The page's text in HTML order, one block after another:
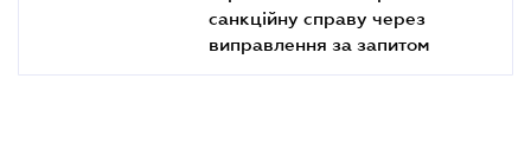
санкційну справу через
виправлення за запитом